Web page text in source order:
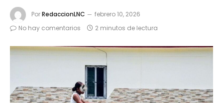
PorRedaccionLNC
febrero 10, 2026
No hay comentarios
2 minutos de lectura